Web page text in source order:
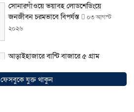
সোনারগাঁওয়ে ভয়াবহ লোডশেডিংয়ে
জনজীবন চরমভাবে বিপর্যস্ত
০৩ আগস্ট
২০২৬
আড়াইহাজারে বান্টি বাজারে ৫ গ্রাম
ফেসবুকে যুক্ত থাকুন